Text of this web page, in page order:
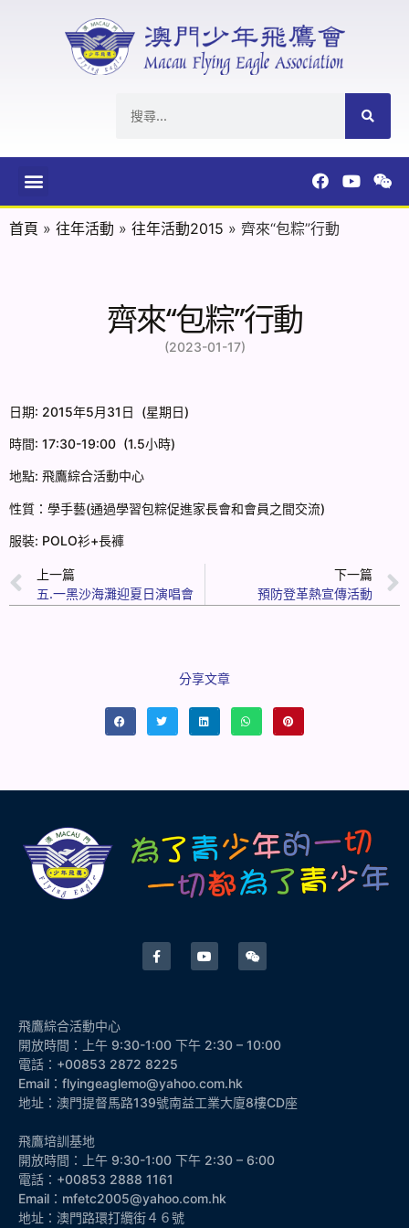
首頁 » 往年活動 » 往年活動2015 » 齊來“包粽”行動
齊來“包粽”行動
(2023-01-17)
日期: 2015年5月31日 (星期日)
時間: 17:30-19:00 (1.5小時)
地點: 飛鷹綜合活動中心
性質：學手藝(通過學習包粽促進家長會和會員之間交流)
服裝: POLO衫+長褲
上一篇
五.一黑沙海灘迎夏日演唱會
下一篇
預防登革熱宣傳活動
分享文章
飛鷹綜合活動中心
開放時間：上午 9:30-1:00 下午 2:30 – 10:00
電話：+00853 2872 8225
Email：flyingeaglemo@yahoo.com.hk
地址：澳門提督馬路139號南益工業大廈8樓CD座
飛鷹培訓基地
開放時間：上午 9:30-1:00 下午 2:30 – 6:00
電話：+00853 2888 1161
Email：mfetc2005@yahoo.com.hk
地址：澳門路環打纜街４６號